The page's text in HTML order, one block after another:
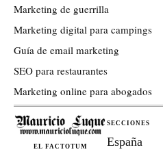
Marketing de guerrilla
Marketing digital para campings
Guía de email marketing
SEO para restaurantes
Marketing online para abogados
EL FACTOTUM
SECCIONES
España